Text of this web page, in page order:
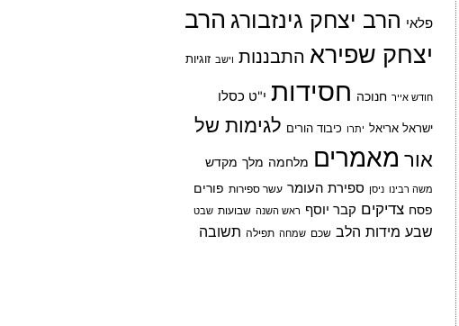
פלאי הרב יצחק גינזבורג הרב
יצחק שפירא התבננות וישב זוגיות
חודש אייר חנוכה חסידות י"ט כסלו
ישראל אריאל יתרו כיבוד הורים לגימות של
אור מאמרים מלחמה מלך מקדש
משה רבינו ניסן ספירת העומר עשר ספירות פורים
פסח צדיקים קבר יוסף ראש השנה שבועות שבט
שבע מידות הלב שכם שמחה תפילה תשובה